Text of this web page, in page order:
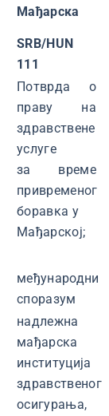
Мађарска
SRB/HUN
111
Потврда о
праву на
здравствене
услуге
за време
привременог
боравка у
Мађарској;
међународни
споразум
надлежна
мађарска
институција
здравственог
осигурања,